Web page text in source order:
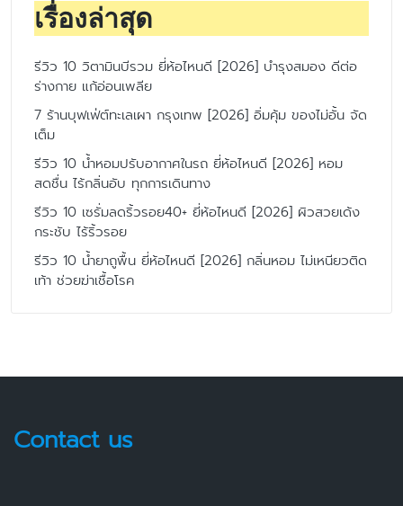
เรื่องล่าสุด
รีวิว 10 วิตามินบีรวม ยี่ห้อไหนดี [2026] บำรุงสมอง ดีต่อ
ร่างกาย แก้อ่อนเพลีย
7 ร้านบุฟเฟ่ต์ทะเลเผา กรุงเทพ [2026] อิ่มคุ้ม ของไม่อั้น จัด
เต็ม
รีวิว 10 น้ำหอมปรับอากาศในรถ ยี่ห้อไหนดี [2026] หอม
สดชื่น ไร้กลิ่นอับ ทุกการเดินทาง
รีวิว 10 เซรั่มลดริ้วรอย40+ ยี่ห้อไหนดี [2026] ผิวสวยเด้ง
กระชับ ไร้ริ้วรอย
รีวิว 10 น้ำยาถูพื้น ยี่ห้อไหนดี [2026] กลิ่นหอม ไม่เหนียวติด
เท้า ช่วยฆ่าเชื้อโรค
Contact us